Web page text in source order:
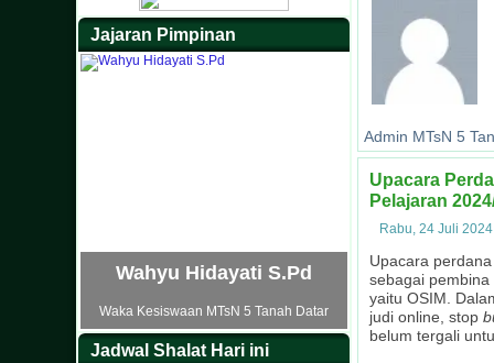
Jajaran Pimpinan
Wahyu Hidayati S.Pd
Waka Kesiswaan MTsN 5 Tanah Datar
Jadwal Shalat Hari ini
Admin MTsN 5
Upacara
Pelajaran
Rabu, 24 Juli 2024
Upacara
sebagai
yaitu OSIM.
judi online, stop
belum tergali